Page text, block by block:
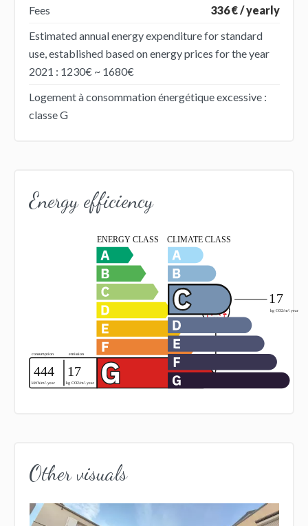
Fees
336 € / yearly
Estimated annual energy expenditure for standard
use, established based on energy prices for the year
2021 : 1230€ ~ 1680€
Logement à consommation énergétique excessive :
classe G
Energy efficiency
Other visuals